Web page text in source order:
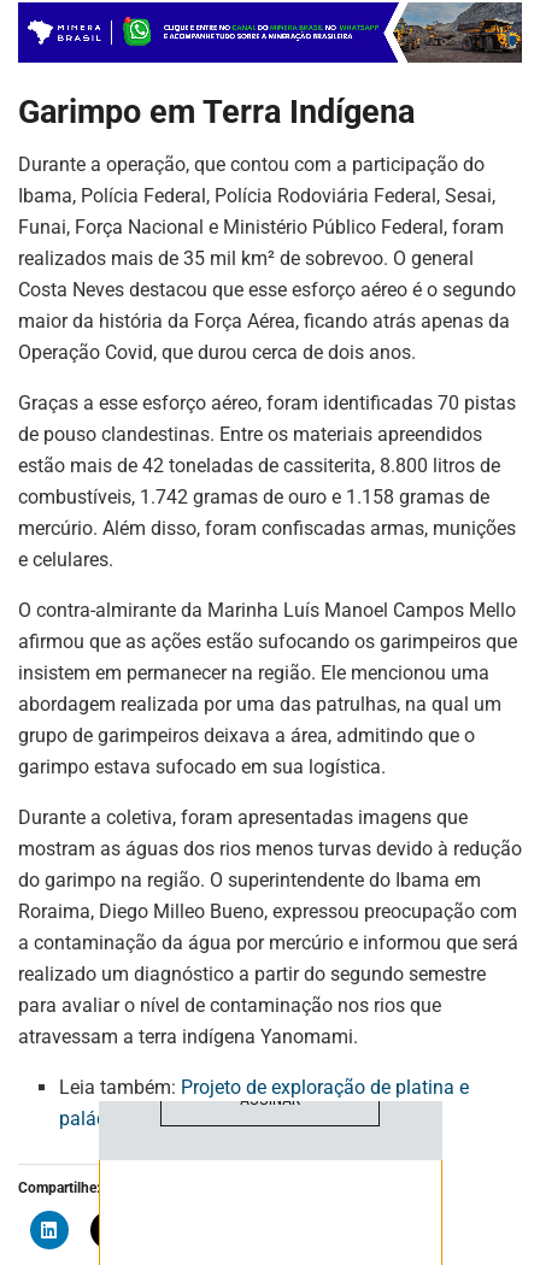
Garimpo em Terra Indígena
Durante a operação, que contou com a participação do
Ibama, Polícia Federal, Polícia Rodoviária Federal, Sesai,
Funai, Força Nacional e Ministério Público Federal, foram
realizados mais de 35 mil km² de sobrevoo. O general
Costa Neves destacou que esse esforço aéreo é o segundo
maior da história da Força Aérea, ficando atrás apenas da
Operação Covid, que durou cerca de dois anos.
Graças a esse esforço aéreo, foram identificadas 70 pistas
de pouso clandestinas. Entre os materiais apreendidos
estão mais de 42 toneladas de cassiterita, 8.800 litros de
combustíveis, 1.742 gramas de ouro e 1.158 gramas de
mercúrio. Além disso, foram confiscadas armas, munições
e celulares.
O contra-almirante da Marinha Luís Manoel Campos Mello
afirmou que as ações estão sufocando os garimpeiros que
insistem em permanecer na região. Ele mencionou uma
abordagem realizada por uma das patrulhas, na qual um
grupo de garimpeiros deixava a área, admitindo que o
garimpo estava sufocado em sua logística.
Durante a coletiva, foram apresentadas imagens que
mostram as águas dos rios menos turvas devido à redução
do garimpo na região. O superintendente do Ibama em
Roraima, Diego Milleo Bueno, expressou preocupação com
a contaminação da água por mercúrio e informou que será
realizado um diagnóstico a partir do segundo semestre
para avaliar o nível de contaminação nos rios que
atravessam a terra indígena Yanomami.
Leia também: Projeto de exploração de platina e
paládio avança no Ceará
Compartilhe:
ASSINE NOSSA
NEWSLETTER
Fique atualizado com as últimas
notíciase inovações do setor mineral
brasileiro.
ASSINAR